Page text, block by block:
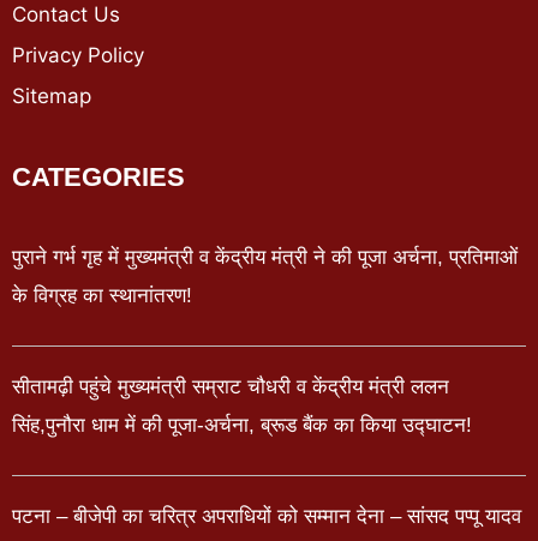
Contact Us
Privacy Policy
Sitemap
CATEGORIES
पुराने गर्भ गृह में मुख्यमंत्री व केंद्रीय मंत्री ने की पूजा अर्चना, प्रतिमाओं
के विग्रह का स्थानांतरण!
सीतामढ़ी पहुंचे मुख्यमंत्री सम्राट चौधरी व केंद्रीय मंत्री ललन
सिंह,पुनौरा धाम में की पूजा-अर्चना, ब्रूड बैंक का किया उद्घाटन!
पटना – बीजेपी का चरित्र अपराधियों को सम्मान देना – सांसद पप्पू यादव